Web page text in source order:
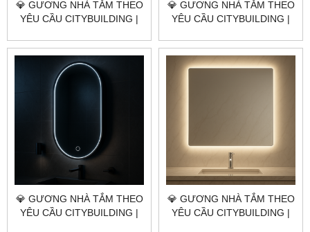
💎 GƯƠNG NHÀ TẮM THEO
YÊU CẦU CITYBUILDING |
GIÁ GƯƠNG NHÀ TẮM
QUẬN BÌNH THẠNH TP.HCM
💎 GƯƠNG NHÀ TẮM THEO
YÊU CẦU CITYBUILDING |
GIÁ GƯƠNG NHÀ TẮM
QUẬN 11 TP.HCM
💎 GƯƠNG NHÀ TẮM THEO
YÊU CẦU CITYBUILDING |
💎 GƯƠNG NHÀ TẮM THEO
YÊU CẦU CITYBUILDING |